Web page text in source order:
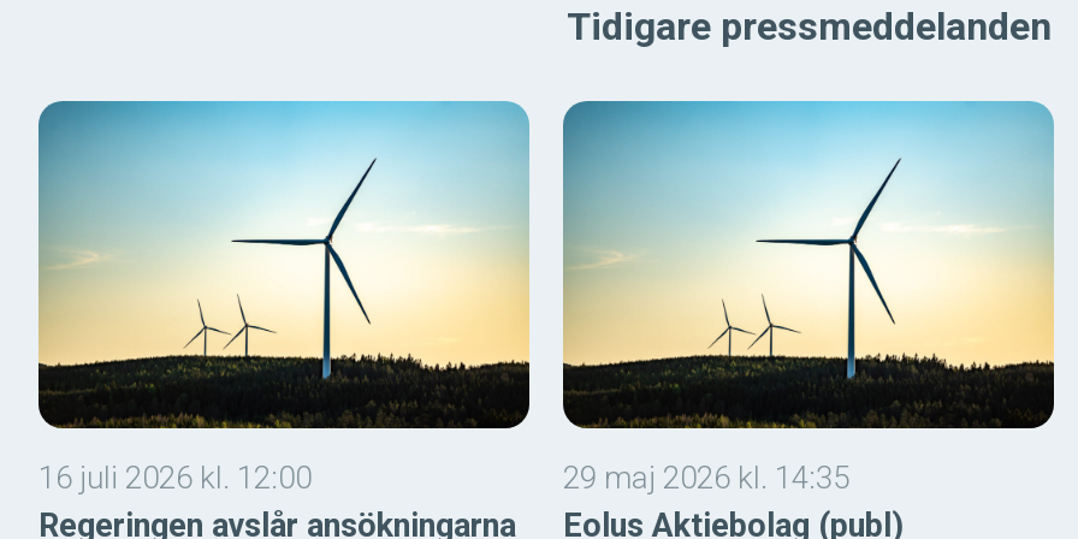
Tidigare pressmeddelanden
16 juli 2026 kl. 12:00
Regeringen avslår ansökningarna
29 maj 2026 kl. 14:35
Eolus Aktiebolag (publ)